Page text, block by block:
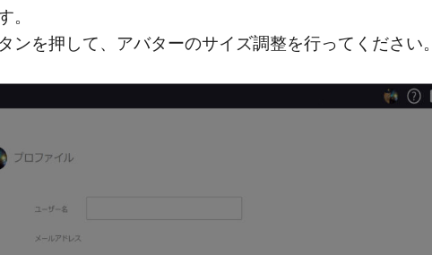
。
を押して、アバターのサイズ調整を行ってください。